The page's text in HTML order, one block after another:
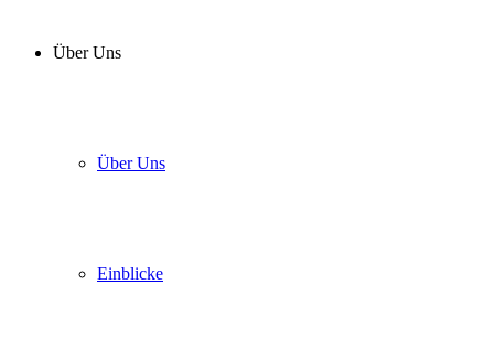
Über Uns
Über Uns
Einblicke